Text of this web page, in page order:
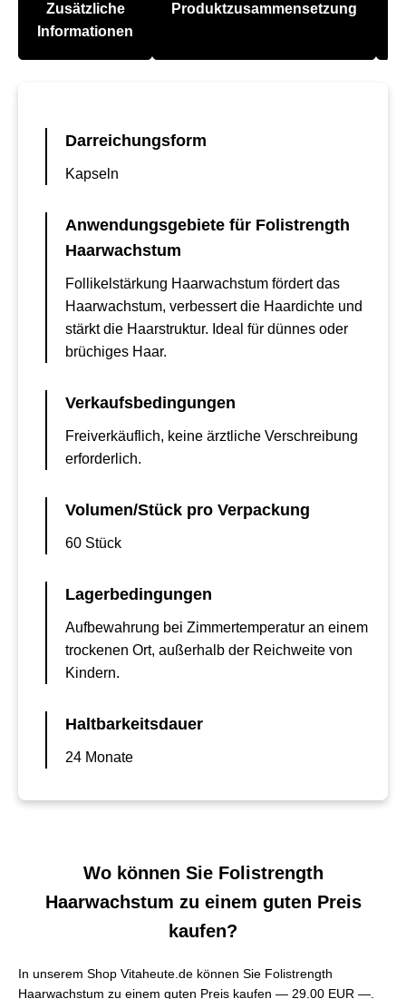
Zusätzliche
Informationen
Produktzusammensetzung
Darreichungsform
Kapseln
Anwendungsgebiete für Folistrength
Haarwachstum
Follikelstärkung Haarwachstum fördert das
Haarwachstum, verbessert die Haardichte und
stärkt die Haarstruktur. Ideal für dünnes oder
brüchiges Haar.
Verkaufsbedingungen
Freiverkäuflich, keine ärztliche Verschreibung
erforderlich.
Volumen/Stück pro Verpackung
60 Stück
Lagerbedingungen
Aufbewahrung bei Zimmertemperatur an einem
trockenen Ort, außerhalb der Reichweite von
Kindern.
Haltbarkeitsdauer
24 Monate
Wo können Sie Folistrength
Haarwachstum zu einem guten Preis
kaufen?
In unserem Shop Vitaheute.de können Sie Folistrength
Haarwachstum zu einem guten Preis kaufen — 29.00 EUR —